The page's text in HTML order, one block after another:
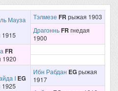
Мауза Тэлмезе FR рыжая 1903
ДрагонньFR гнедая
1900
FR
1920
I EG
Ибн Рабдан EGрыжая
1917